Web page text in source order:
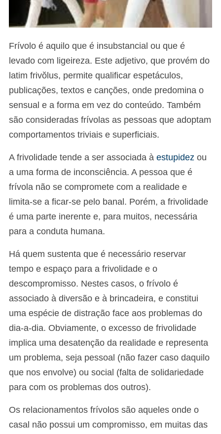
Frívolo é aquilo que é insubstancial ou que é
levado com ligeireza. Este adjetivo, que provém do
latim frivŏlus, permite qualificar espetáculos,
publicações, textos e canções, onde predomina o
sensual e a forma em vez do conteúdo. Também
são consideradas frívolas as pessoas que adoptam
comportamentos triviais e superficiais.
A frivolidade tende a ser associada à estupidez ou
a uma forma de inconsciência. A pessoa que é
frívola não se compromete com a realidade e
limita-se a ficar-se pelo banal. Porém, a frivolidade
é uma parte inerente e, para muitos, necessária
para a conduta humana.
Há quem sustenta que é necessário reservar
tempo e espaço para a frivolidade e o
descompromisso. Nestes casos, o frívolo é
associado à diversão e à brincadeira, e constitui
uma espécie de distração face aos problemas do
dia-a-dia. Obviamente, o excesso de frivolidade
implica uma desatenção da realidade e representa
um problema, seja pessoal (não fazer caso daquilo
que nos envolve) ou social (falta de solidariedade
para com os problemas dos outros).
Os relacionamentos frívolos são aqueles onde o
casal não possui um compromisso, em muitas das